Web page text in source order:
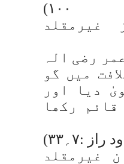
۱۰۰)
غیرمقلد
رضی الہ
میں گو
دیا اور
قائم رکھا
:۷؍۳۳)
غیرمقلد